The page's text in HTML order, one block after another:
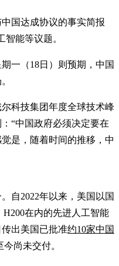
国达成协议的事实简报
智能等议题。
一（18日）则预期，中国
科技集团年度全球技术峰
“中国政府必须决定要在
是，随着时间的推移，中
自2022年以来，美国以国
在内的先进人工智能
出美国已批准约10家中国
今尚未交付。